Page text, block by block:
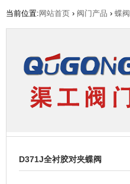
当前位置: 网站首页 › 阀门产品 › 蝶阀
D371J全衬胶对夹蝶阀